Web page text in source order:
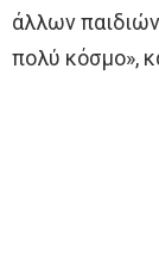
άλλων
πολύ κόσμο»,